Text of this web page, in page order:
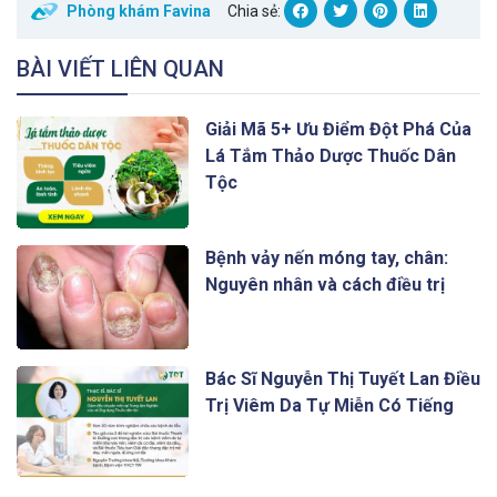
Phòng khám Favina Chia sẻ:
BÀI VIẾT LIÊN QUAN
Giải Mã 5+ Ưu Điểm Đột Phá Của
Lá Tắm Thảo Dược Thuốc Dân
Tộc
Bệnh vảy nến móng tay, chân:
Nguyên nhân và cách điều trị
Bác Sĩ Nguyễn Thị Tuyết Lan Điều
Trị Viêm Da Tự Miễn Có Tiếng